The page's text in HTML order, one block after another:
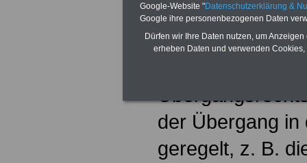
Im Tarifvertrag
Beschäftigten
der Übergang in
geregelt, z. B.
Google-Website "Datenschutzerklärung &
Google ihre personenbezogenen Daten
Dürfen wir Ihre Daten nutzen, um
erheben Daten und verwenden